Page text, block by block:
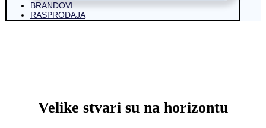
BRANDOVI
RASPRODAJA
Velike stvari su na horizontu